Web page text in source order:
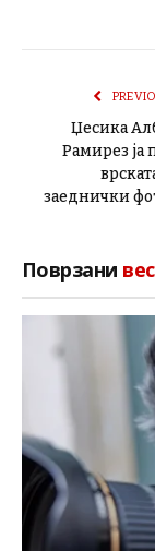
Џесика
Рамирез ја
заеднички
Поврзани